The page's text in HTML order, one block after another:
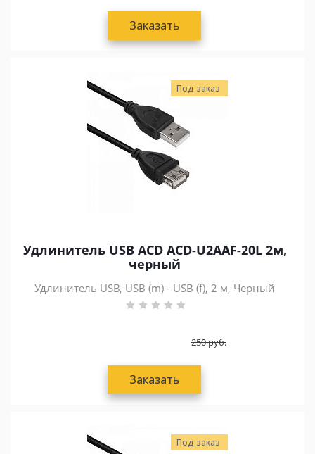
Заказать
Под заказ
Удлинитель USB ACD ACD-U2AAF-20L 2м,
черный
Удлинитель USB, USB (m) - USB (f), 2 м, Черный
250руб.
Заказать
Под заказ